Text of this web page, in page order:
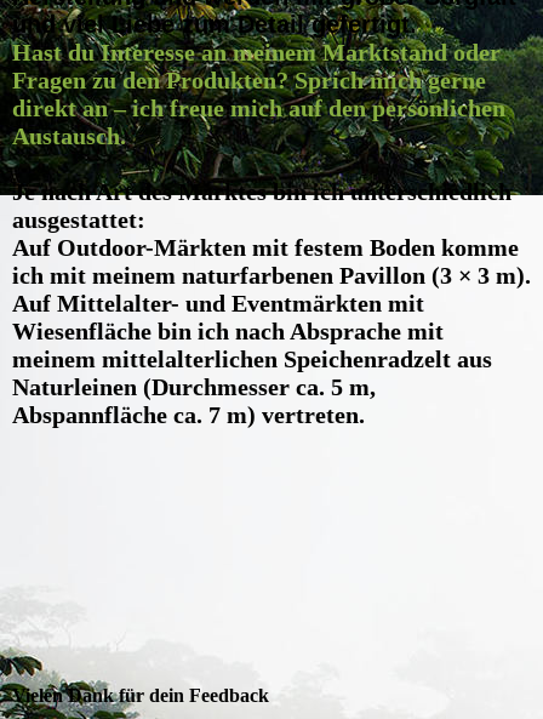
und viel Liebe zum Detail gefertigt.
Hast du Interesse an meinem Marktstand oder
Fragen zu den Produkten? Sprich mich gerne
direkt an – ich freue mich auf den persönlichen
Austausch.
Je nach Art des Marktes bin ich unterschiedlich
ausgestattet:
Auf Outdoor-Märkten mit festem Boden komme
ich mit meinem naturfarbenen Pavillon (3 × 3 m).
Auf Mittelalter- und Eventmärkten mit
Wiesenfläche bin ich nach Absprache mit
meinem mittelalterlichen Speichenradzelt aus
Naturleinen (Durchmesser ca. 5 m,
Abspannfläche ca. 7 m) vertreten.
Vielen Dank für dein Feedback